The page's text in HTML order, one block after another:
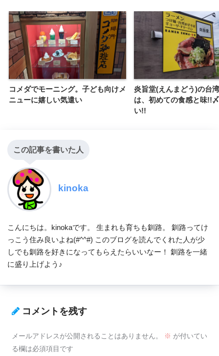
コメダでモーニング。子ども向けメ
ニューに嬉しい気遣い
炎旨堂(えんまどう)の台
は、初めての食感と味!!
い!!
この記事を書いた人
kinoka
こんにちは。kinokaです。 生まれも育ちも釧路。 釧路ってけ
っこう住み良いよね(#^^#) このブログを読んでくれた人が少
しでも釧路を好きになってもらえたらいいなー！ 釧路を一緒
に盛り上げよう♪
コメントを残す
メールアドレスが公開されることはありません。 ※ が付いてい
る欄は必須項目です